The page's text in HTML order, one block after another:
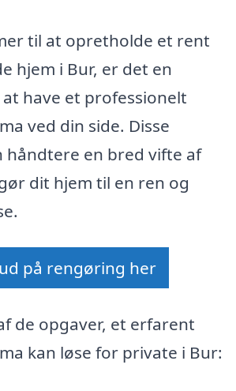
til at opretholde et rent
hjem i Bur, er det en
have et professionelt
ved din side. Disse
håndtere en bred vifte af
dit hjem til en ren og
på rengøring her
de opgaver, et erfarent
kan løse for private i Bur: